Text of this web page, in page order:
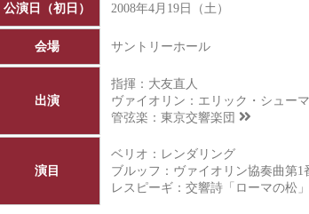
公演日（初日） 2008年4月19日（土）
会場 サントリーホール
出演
指揮：大友直人
ヴァイオリン：エリック・シュー
管弦楽： 東京交響楽団
演目
ベリオ：レンダリング
ブルッフ：ヴァイオリン協奏曲第1
レスピーギ：交響詩「ローマの松